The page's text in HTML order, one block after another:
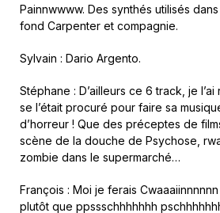
Painnwwww. Des synthés utilisés
fond Carpenter et compagnie.
Sylvain : Dario Argento.
Stéphane : D’ailleurs ce 6 track, je
se l’était procuré pour faire sa
d’horreur ! Que des préceptes de
scène de la douche de Psychose,
zombie dans le supermarché…
François : Moi je ferais
plutôt que ppssschhhhhhh